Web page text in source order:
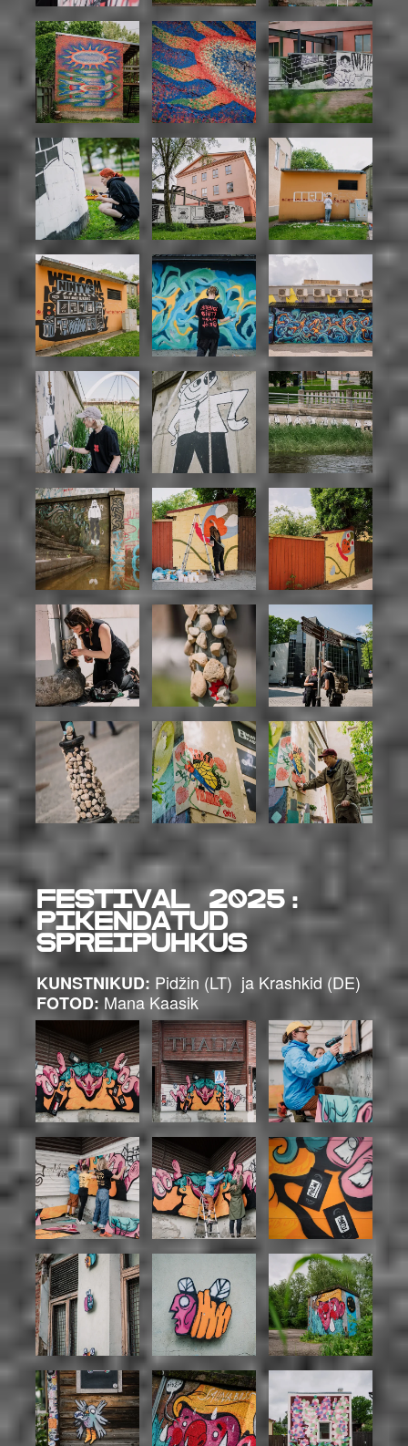
FESTIVAL 2025:
Pikendatud
spreipuhkus
KUNSTNIKUD: Pidžin (LT) ja Krashkid (DE)
FOTOD: Mana Kaasik